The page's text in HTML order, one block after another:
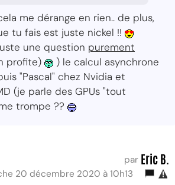
me dérange en rien.. de plus,
tu fais est juste nickel !!
une question purement
profite)
) le calcul asynchrone
"Pascal" chez Nvidia et
(je parle des GPUs "tout
trompe ??
par Eric B.
20 décembre 2020 à 10h13